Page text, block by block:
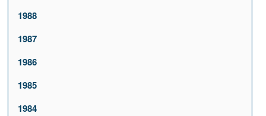
1988
1987
1986
1985
1984